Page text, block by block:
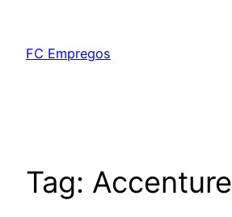
FC Empregos
Tag: Accenture